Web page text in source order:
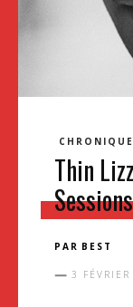
Thin
Sessions
PAR BEST
3